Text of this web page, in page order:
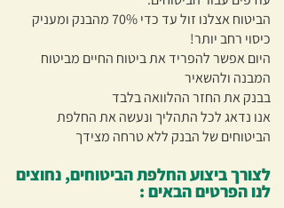
הביטוח אצלנו זול עד כדי 70% מהבנק ומעניק
כיסוי רחב יותר!
היום אפשר להפריד את ביטוח החיים מביטוח
המבנה ולהשאיר
בבנק את החזר ההלוואה בלבד
אנו נדאג לכל התהליך ונעשה את החלפת
הביטוחים של הבנק ללא טרחה מצידך
לצורך ביצוע החלפת הביטוחים, נחוצים
לנו הפרטים הבאים :